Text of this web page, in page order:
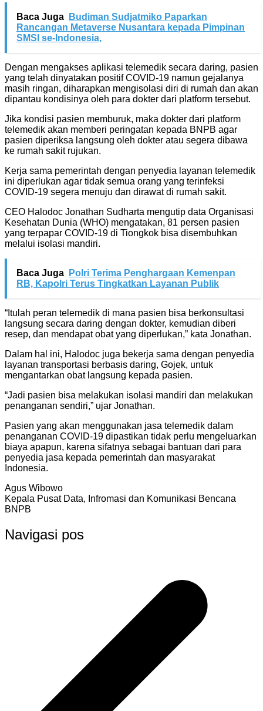
Baca Juga
Budiman Sudjatmiko Paparkan
Rancangan Metaverse Nusantara kepada Pimpinan
SMSI se-Indonesia,
Dengan mengakses aplikasi telemedik secara daring, pasien
yang telah dinyatakan positif COVID-19 namun gejalanya
masih ringan, diharapkan mengisolasi diri di rumah dan akan
dipantau kondisinya oleh para dokter dari platform tersebut.
Jika kondisi pasien memburuk, maka dokter dari platform
telemedik akan memberi peringatan kepada BNPB agar
pasien diperiksa langsung oleh dokter atau segera dibawa
ke rumah sakit rujukan.
Kerja sama pemerintah dengan penyedia layanan telemedik
ini diperlukan agar tidak semua orang yang terinfeksi
COVID-19 segera menuju dan dirawat di rumah sakit.
CEO Halodoc Jonathan Sudharta mengutip data Organisasi
Kesehatan Dunia (WHO) mengatakan, 81 persen pasien
yang terpapar COVID-19 di Tiongkok bisa disembuhkan
melalui isolasi mandiri.
Baca Juga
Polri Terima Penghargaan Kemenpan
RB, Kapolri Terus Tingkatkan Layanan Publik
“Itulah peran telemedik di mana pasien bisa berkonsultasi
langsung secara daring dengan dokter, kemudian diberi
resep, dan mendapat obat yang diperlukan,” kata Jonathan.
Dalam hal ini, Halodoc juga bekerja sama dengan penyedia
layanan transportasi berbasis daring, Gojek, untuk
mengantarkan obat langsung kepada pasien.
“Jadi pasien bisa melakukan isolasi mandiri dan melakukan
penanganan sendiri,” ujar Jonathan.
Pasien yang akan menggunakan jasa telemedik dalam
penanganan COVID-19 dipastikan tidak perlu mengeluarkan
biaya apapun, karena sifatnya sebagai bantuan dari para
penyedia jasa kepada pemerintah dan masyarakat
Indonesia.
Agus Wibowo
Kepala Pusat Data, Infromasi dan Komunikasi Bencana
BNPB
Navigasi pos